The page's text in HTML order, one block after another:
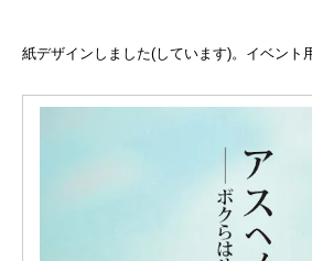
紙デザインしました(しています)。イベント